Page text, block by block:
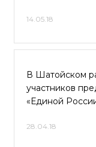
14.05.18
В Шатойском
участников
«Единой
28.04.18